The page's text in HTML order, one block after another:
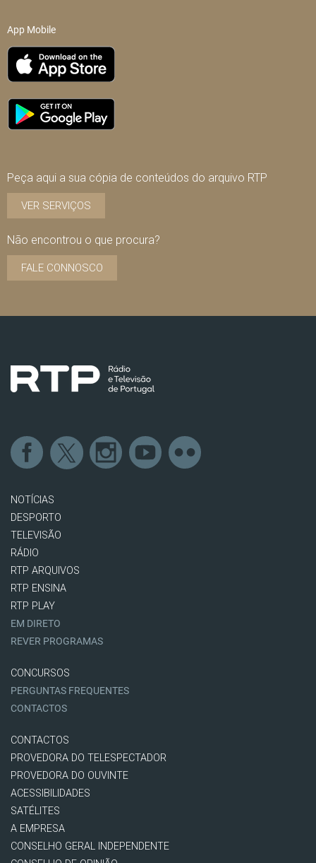
App Mobile
Peça aqui a sua cópia de conteúdos do arquivo RTP
VER SERVIÇOS
Não encontrou o que procura?
FALE CONNOSCO
NOTÍCIAS
DESPORTO
TELEVISÃO
RÁDIO
RTP ARQUIVOS
RTP ENSINA
RTP PLAY
EM DIRETO
REVER PROGRAMAS
CONCURSOS
PERGUNTAS FREQUENTES
CONTACTOS
CONTACTOS
PROVEDORA DO TELESPECTADOR
PROVEDORA DO OUVINTE
ACESSIBILIDADES
SATÉLITES
A EMPRESA
CONSELHO GERAL INDEPENDENTE